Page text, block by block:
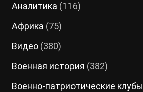
Аналитика (116)
Африка (75)
Видео(380)
Военная история (382)
Военно-патриотические клубы